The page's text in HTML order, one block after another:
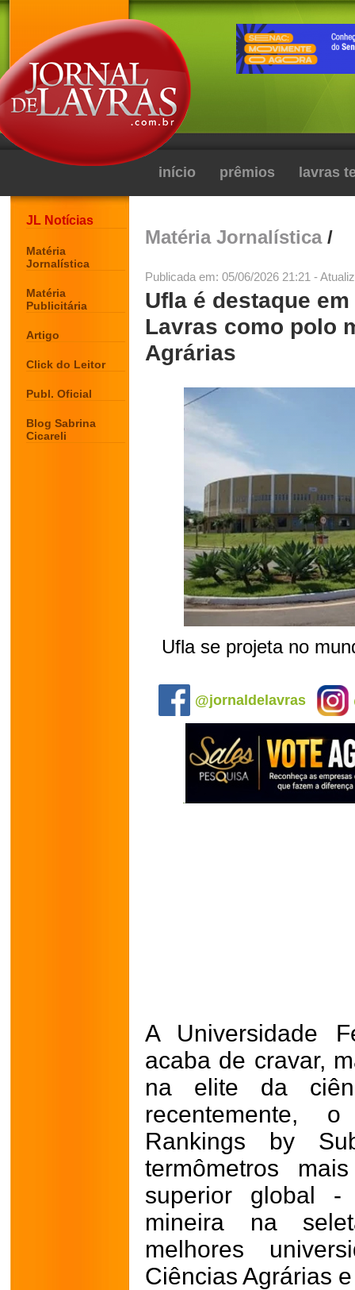
início prêmios lavras
JL Notícias
Matéria
Jornalística
Matéria
Publicitária
Artigo
Click do Leitor
Publ. Oficial
Blog Sabrina
Cicareli
Matéria Jornalística/
Publicada em: 05/06/2026 21:21 -
Ufla é destaque
Lavras como polo
Agrárias
Ufla se projeta no
@jornaldelavras
A Universidade
acaba de cravar,
na elite da
recentemente,
Rankings by
termômetros
superior global -
mineira na
melhores
Ciências Agrárias